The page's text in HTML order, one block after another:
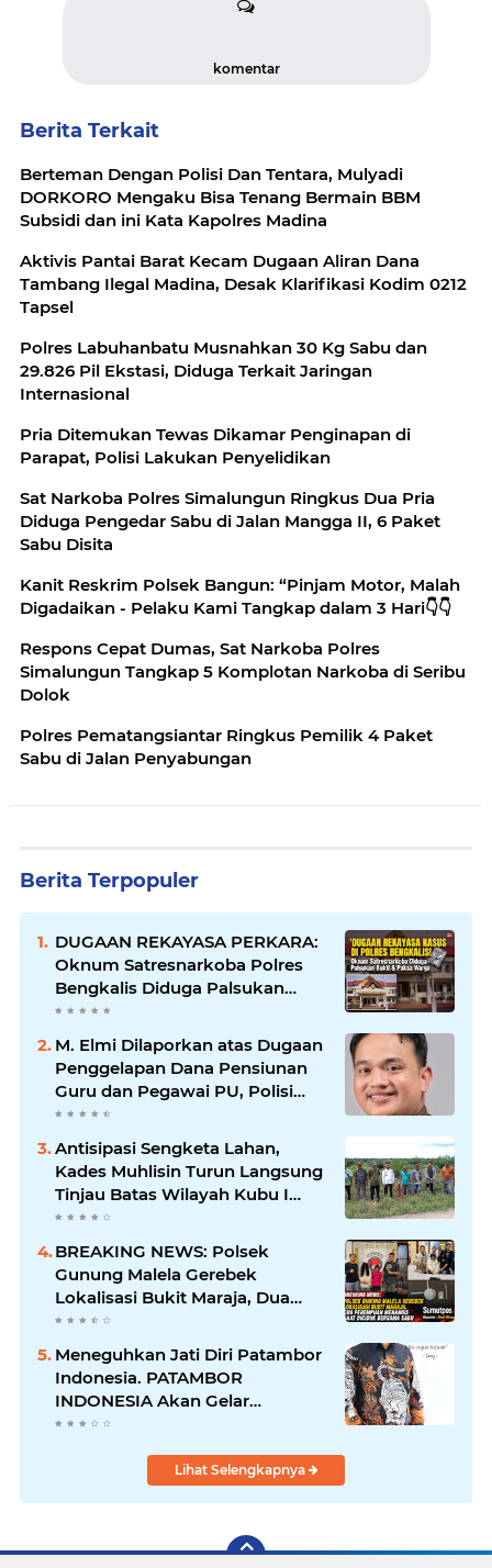
komentar
Berita Terkait
‎Berteman Dengan Polisi Dan Tentara, Mulyadi
DORKORO Mengaku Bisa Tenang Bermain BBM
Aktivis Pantai Barat Kecam Dugaan Aliran Dana
Tambang Ilegal Madina, Desak Klarifikasi Kodim 0212
Tapsel
Polres Labuhanbatu Musnahkan 30 Kg Sabu dan
29.826 Pil Ekstasi, Diduga Terkait Jaringan
Internasional
Pria Ditemukan Tewas Dikamar Penginapan di
Parapat, Polisi Lakukan Penyelidikan
Sat Narkoba Polres Simalungun Ringkus Dua Pria
Diduga Pengedar Sabu di Jalan Mangga II, 6 Paket
Sabu Disita
Kanit Reskrim Polsek Bangun: “Pinjam Motor, Malah
Digadaikan - Pelaku Kami Tangkap dalam 3 Hari👇👇
Respons Cepat Dumas, Sat Narkoba Polres
Simalungun Tangkap 5 Komplotan Narkoba di Seribu
Dolok
Polres Pematangsiantar Ringkus Pemilik 4 Paket
Sabu di Jalan Penyabungan
Berita Terpopuler
DUGAAN REKAYASA PERKARA:
Oknum Satresnarkoba Polres
Bengkalis Diduga Palsukan
Barang Bukti Hingga Paksa
Warga Hadir di TKP
M. Elmi Dilaporkan atas Dugaan
Penggelapan Dana Pensiunan
Guru dan Pegawai PU, Polisi
Pastikan Proses Hukum
Berjalan
Antisipasi Sengketa Lahan,
Kades Muhlisin Turun Langsung
Tinjau Batas Wilayah Kubu I
yang Diduga Diserobot PT Jatim
BREAKING NEWS: Polsek
Gunung Malela Gerebek
Lokalisasi Bukit Maraja, Dua
Perempuan Menangis Saat
Diciduk Bersama Sabu
Meneguhkan Jati Diri Patambor
Indonesia. PATAMBOR
INDONESIA Akan Gelar
RAKERNAS II Di Jakarta.
Lihat Selengkapnya